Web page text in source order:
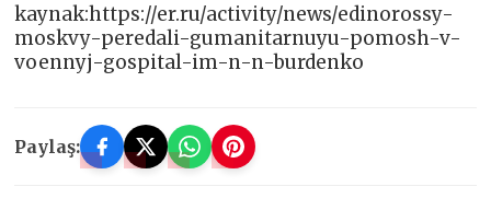
kaynak:https://er.ru/activity/news/edinorossy-
moskvy-peredali-gumanitarnuyu-pomosh-v-
voennyj-gospital-im-n-n-burdenko
Paylaş: